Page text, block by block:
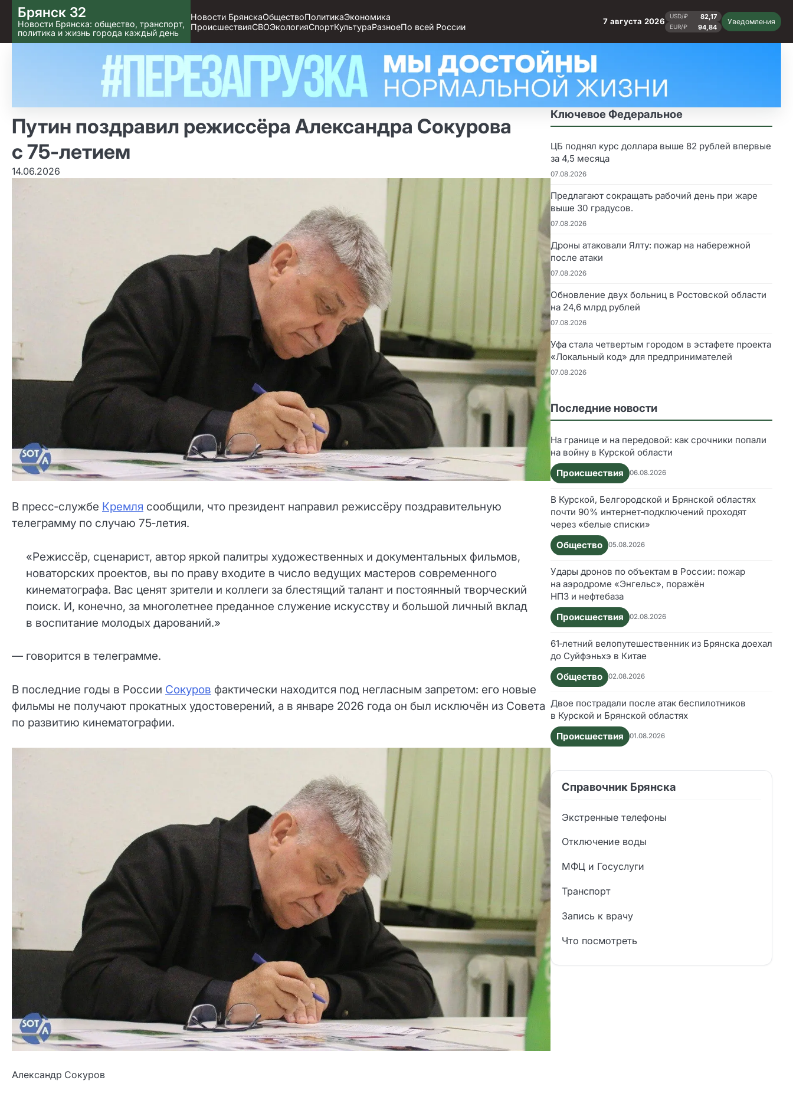
Skip
to content
Брянск 32
Новости Брянска: общество, транспорт,
политика и жизнь города каждый день
Новости БрянскаОбществоПолитикаЭкономика
ПроисшествияСВОЭкологияСпортКультураРазноеПо всей России
7 августа 2026
USD/₽ 82,17
EUR/₽ 94,84
Уведомления
Путин поздравил режиссёра Александра Сокурова
с 75‑летием
14.06.2026
В пресс‑службе Кремля сообщили, что президент направил режиссёру поздравительную
телеграмму по случаю 75‑летия.
«Режиссёр, сценарист, автор яркой палитры художественных и документальных фильмов,
новаторских проектов, вы по праву входите в число ведущих мастеров современного
кинематографа. Вас ценят зрители и коллеги за блестящий талант и постоянный творческий
поиск. И, конечно, за многолетнее преданное служение искусству и большой личный вклад
в воспитание молодых дарований.»
— говорится в телеграмме.
В последние годы в России Сокуров фактически находится под негласным запретом: его новые
фильмы не получают прокатных удостоверений, а в январе 2026 года он был исключён из Совета
по развитию кинематографии.
Александр Сокуров
Ключевое Федеральное
ЦБ поднял курс доллара выше 82 рублей впервые
за 4,5 месяца
07.08.2026
Предлагают сокращать рабочий день при жаре
выше 30 градусов.
07.08.2026
Дроны атаковали Ялту: пожар на набережной
после атаки
07.08.2026
Обновление двух больниц в Ростовской области
на 24,6 млрд рублей
07.08.2026
Уфа стала четвертым городом в эстафете проекта
«Локальный код» для предпринимателей
07.08.2026
Последние новости
На границе и на передовой: как срочники попали
на войну в Курской области
Происшествия
06.08.2026
В Курской, Белгородской и Брянской областях
почти 90% интернет‑подключений проходят
через «белые списки»
Общество
05.08.2026
Удары дронов по объектам в России: пожар
на аэродроме «Энгельс», поражён
НПЗ и нефтебаза
Происшествия
02.08.2026
61‑летний велопутешественник из Брянска доехал
до Суйфэньхэ в Китае
Общество
02.08.2026
Двое пострадали после атак беспилотников
в Курской и Брянской областях
Происшествия
01.08.2026
Справочник Брянска
Экстренные телефоны
Отключение воды
МФЦ и Госуслуги
Транспорт
Запись к врачу
Что посмотреть